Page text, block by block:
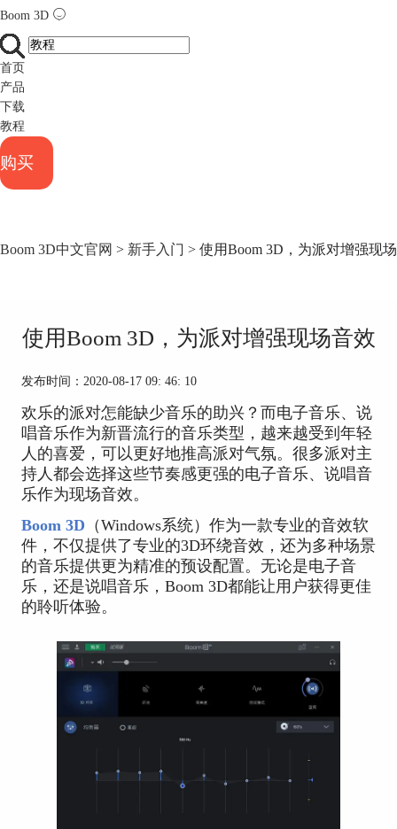
Boom 3D
首页
产品
下载
教程
购买
Boom 3D中文官网 > 新手入门 > 使用Boom 3D，为派对增强现
使用Boom 3D，为派对增强现场音效
发布时间：2020-08-17 09: 46: 10
欢乐的派对怎能缺少音乐的助兴？而电子音乐、说
唱音乐作为新晋流行的音乐类型，越来越受到年轻
人的喜爱，可以更好地推高派对气氛。很多派对主
持人都会选择这些节奏感更强的电子音乐、说唱音
乐作为现场音效。
Boom 3D （Windows系统）作为一款专业的音效软
件，不仅提供了专业的3D环绕音效，还为多种场景
的音乐提供更为精准的预设配置。无论是电子音
乐，还是说唱音乐，Boom 3D都能让用户获得更佳
的聆听体验。